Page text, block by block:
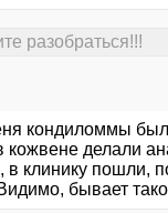
разобраться!!!
кондиломмы
кожвене делали
в клинику пошли,
бывает